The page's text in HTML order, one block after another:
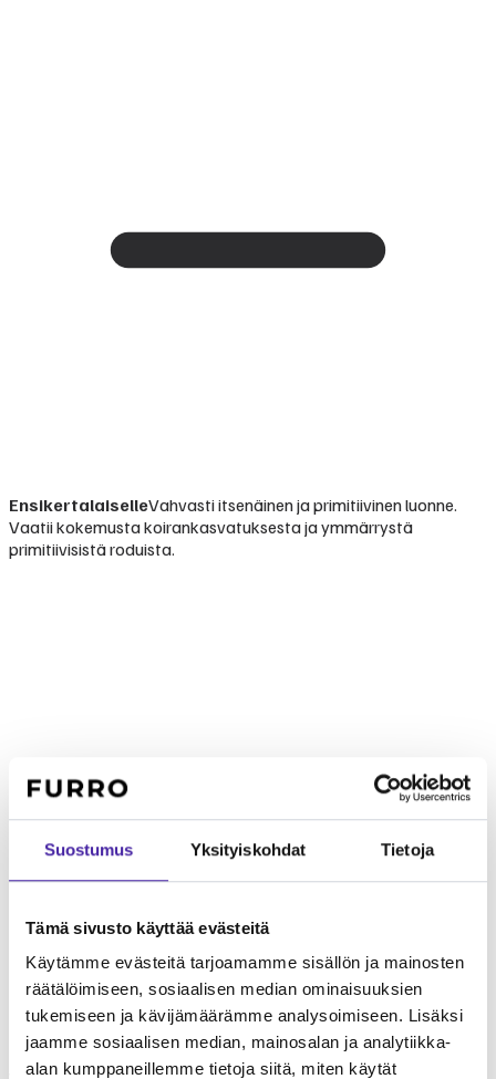
Suostumus Yksityiskohdat Tietoja
Tämä sivusto käyttää evästeitä
Käytämme evästeitä tarjoamamme sisällön ja mainosten
räätälöimiseen, sosiaalisen median ominaisuuksien
tukemiseen ja kävijämäärämme analysoimiseen. Lisäksi
jaamme sosiaalisen median, mainosalan ja analytiikka-
alan kumppaneillemme tietoja siitä, miten käytät
EnsikertalaiselleVahvasti itsenäinen ja primitiivinen luonne.
Vaatii kokemusta koirankasvatuksesta ja ymmärrystä
primitiivisistä roduista.
LapsiperheelleUskollinen perheelleen mutta itsenäinen ja